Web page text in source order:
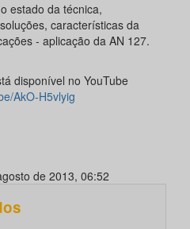
estado da técnica,
características da
- aplicação da AN 127.
disponível no YouTube
AkO-H5vlyig
de 2013, 06:52